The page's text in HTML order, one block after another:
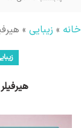
خانه » زیبایی »